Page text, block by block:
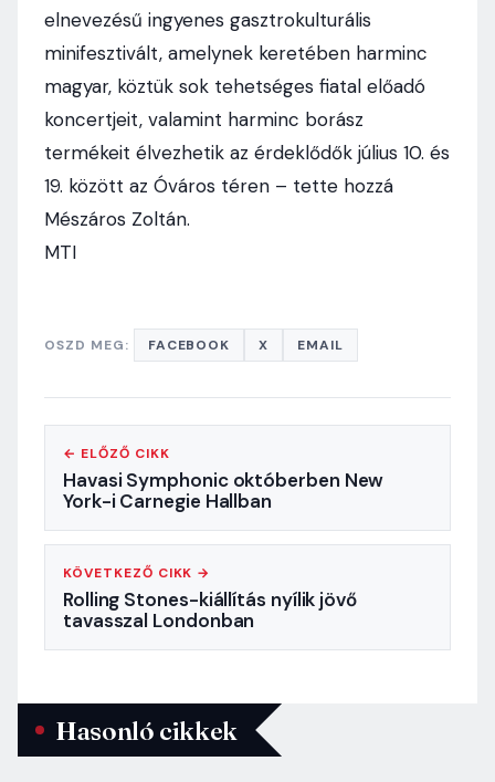
elnevezésű ingyenes gasztrokulturális
minifesztivált, amelynek keretében harminc
magyar, köztük sok tehetséges fiatal előadó
koncertjeit, valamint harminc borász
termékeit élvezhetik az érdeklődők július 10. és
19. között az Óváros téren – tette hozzá
Mészáros Zoltán.
MTI
OSZD MEG: FACEBOOK X EMAIL
← ELŐZŐ CIKK
Havasi Symphonic októberben New
York-i Carnegie Hallban
KÖVETKEZŐ CIKK →
Rolling Stones-kiállítás nyílik jövő
tavasszal Londonban
Hasonló cikkek